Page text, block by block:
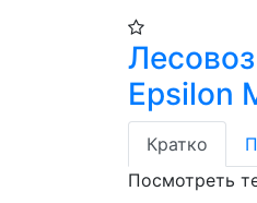
Epsilon
Кратко
Посмотреть